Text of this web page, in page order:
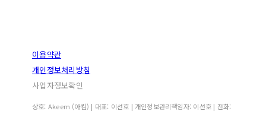
이용약관
개인정보처리방침
사업자정보확인
상호: Akeem (아킴) | 대표: 이선호 | 개인정보관리책임자: 이선호 | 전화: